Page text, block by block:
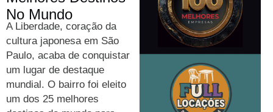
No Mundo
A Liberdade, coração da
cultura japonesa em São
Paulo, acaba de conquistar
um lugar de destaque
mundial. O bairro foi eleito
um dos 25 melhores